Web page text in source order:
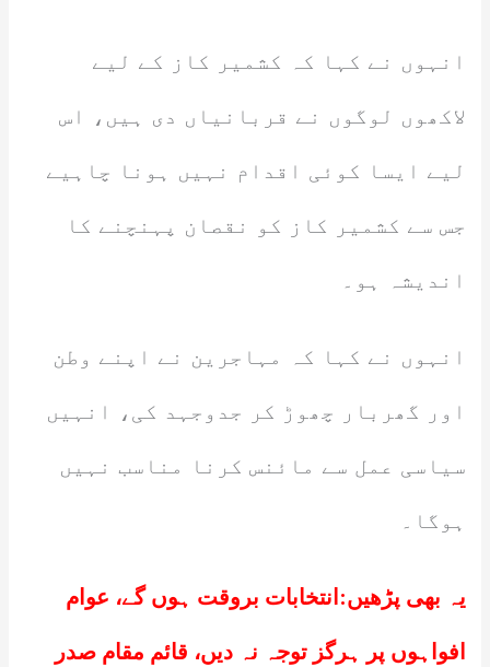
انہوں نے کہا کہ کشمیر کاز کے لیے
لاکھوں لوگوں نے قربانیاں دی ہیں، اس
لیے ایسا کوئی اقدام نہیں ہونا چاہیے
جس سے کشمیر کاز کو نقصان پہنچنے کا
اندیشہ ہو۔
انہوں نے کہا کہ مہاجرین نے اپنے وطن
اور گھربار چھوڑ کر جدوجہد کی، انہیں
سیاسی عمل سے مائنس کرنا مناسب نہیں
ہوگا۔
یہ بھی پڑھیں: انتخابات بروقت ہوں گے، عوام
افواہوں پر ہرگز توجہ نہ دیں، قائم مقام صدر